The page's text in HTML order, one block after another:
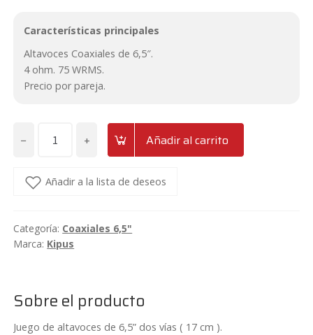
Características principales
Altavoces Coaxiales de 6,5″.
4 ohm. 75 WRMS.
Precio por pareja.
−
Coaxiales
Kipus
cantidad
+ Añadir al carrito
Añadir a la lista de deseos
Categoría: Coaxiales 6,5"
Marca: Kipus
Sobre el producto
Juego de altavoces de 6,5” dos vías ( 17 cm ).